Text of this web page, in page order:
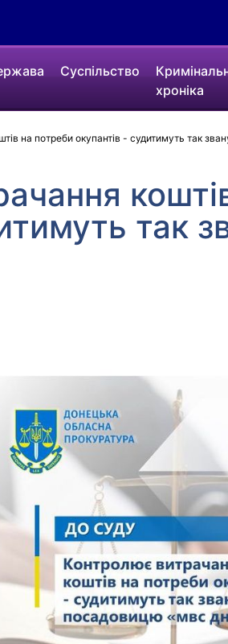
Суспільство
хроніка
на потреби окупантів - судитимуть так
так